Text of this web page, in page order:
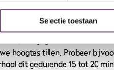
Selectie toestaan
halen? Probeer dan
rust, kun je je metabolisme
hoogtes tillen. Probeer
dit gedurende 15 tot 20